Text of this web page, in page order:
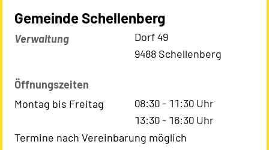
Gemeinde Schellenberg
Verwaltung
Dorf 49
9488 Schellenberg
Öffnungszeiten
Montag bis Freitag
08:30- 11:30 Uhr
13:30- 16:30 Uhr
Termine nach Vereinbarung möglich